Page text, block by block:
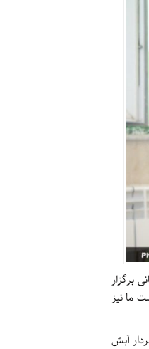
برگزار
ما نیز
آبش